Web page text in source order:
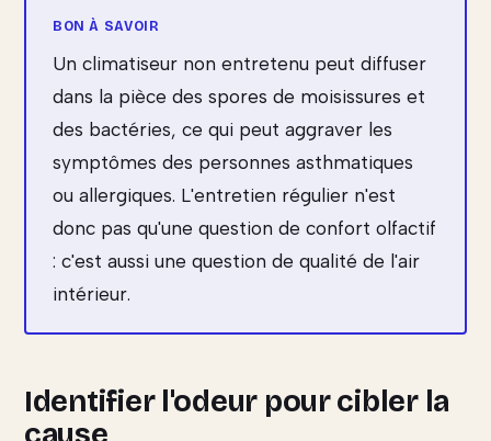
Un climatiseur non entretenu peut diffuser
dans la pièce des spores de moisissures et
des bactéries, ce qui peut aggraver les
symptômes des personnes asthmatiques
ou allergiques. L'entretien régulier n'est
donc pas qu'une question de confort olfactif
: c'est aussi une question de qualité de l'air
intérieur.
Identifier l'odeur pour cibler la